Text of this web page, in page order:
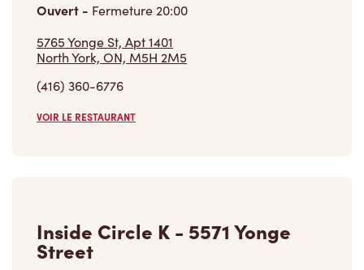
Ouvert - Fermeture20:00
5765 Yonge St, Apt 1401
North York, ON, M5H 2M5
(416) 360-6776
VOIR LE RESTAURANT
Inside Circle K - 5571 Yonge
Street